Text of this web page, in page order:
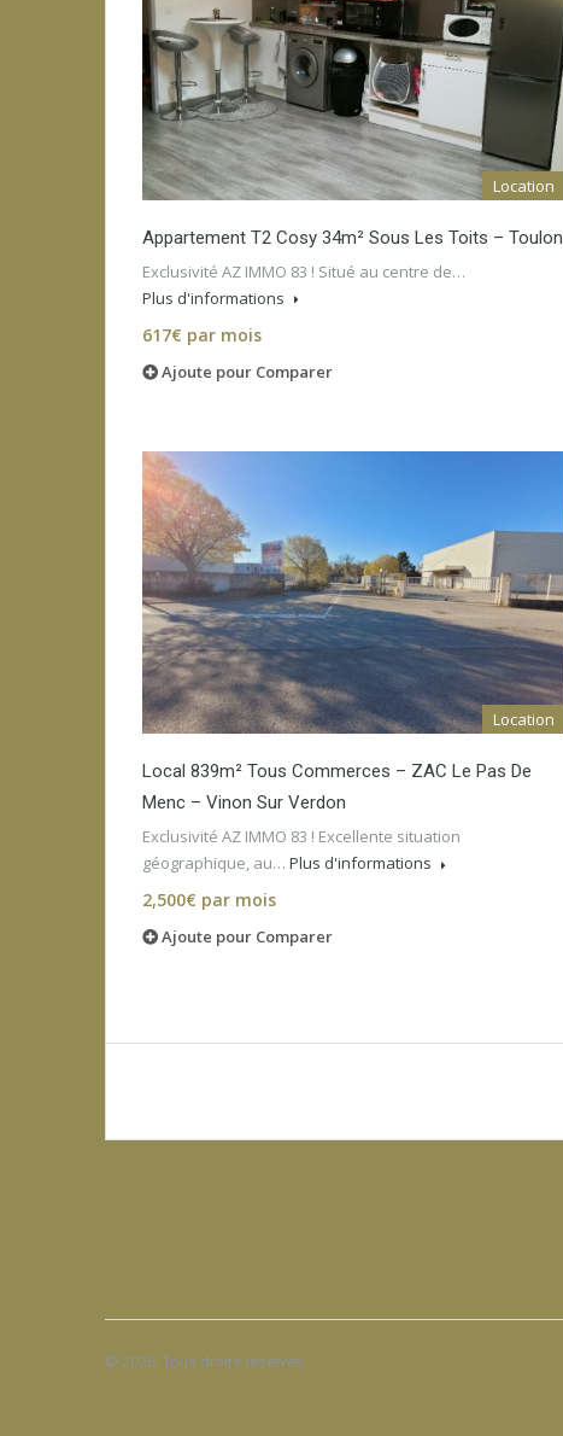
Location
Appartement T2 Cosy 34m² Sous Les Toits – Toulon
Exclusivité AZ IMMO 83 ! Situé au centre de…
Plus d'informations
617€ par mois
Ajoute pour Comparer
Location
Local 839m² Tous Commerces – ZAC Le Pas De
Menc – Vinon Sur Verdon
Exclusivité AZ IMMO 83 ! Excellente situation
géographique, au… Plus d'informations
2,500€ par mois
Ajoute pour Comparer
© 2026. Tous droits réservés.